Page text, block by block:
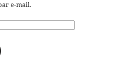
e-mail.